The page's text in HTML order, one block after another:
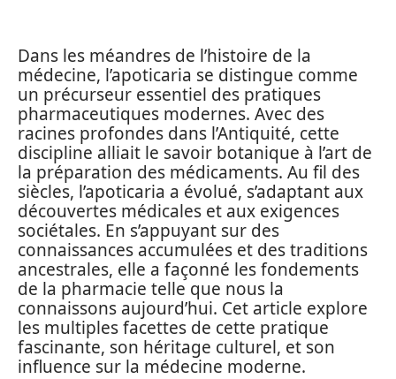
Dans les méandres de l’histoire de la
médecine, l’apoticaria se distingue comme
un précurseur essentiel des pratiques
pharmaceutiques modernes. Avec des
racines profondes dans l’Antiquité, cette
discipline alliait le savoir botanique à l’art de
la préparation des médicaments. Au fil des
siècles, l’apoticaria a évolué, s’adaptant aux
découvertes médicales et aux exigences
sociétales. En s’appuyant sur des
connaissances accumulées et des traditions
ancestrales, elle a façonné les fondements
de la pharmacie telle que nous la
connaissons aujourd’hui. Cet article explore
les multiples facettes de cette pratique
fascinante, son héritage culturel, et son
influence sur la médecine moderne.